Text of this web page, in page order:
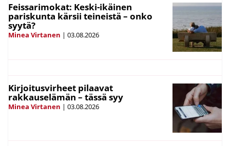
Feissarimokat: Keski-ikäinen
pariskunta kärsii teineistä – onko
syytä?
Minea Virtanen | 03.08.2026
Kirjoitusvirheet pilaavat
rakkauselämän – tässä syy
Minea Virtanen | 03.08.2026